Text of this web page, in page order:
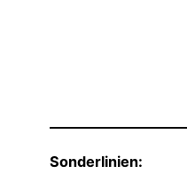
Sonderlinien: